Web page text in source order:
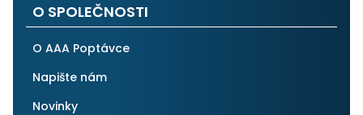
O SPOLEČNOSTI
O AAA Poptávce
Napište nám
Novinky